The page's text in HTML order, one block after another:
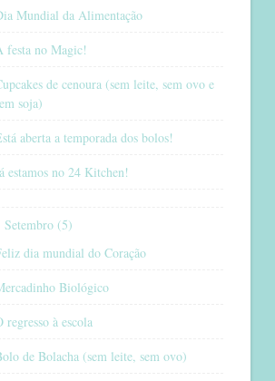
Mundial da Alimentação
festa no Magic!
de cenoura (sem leite, sem ovo e
soja)
aberta a temporada dos bolos!
estamos no 24 Kitchen!
Setembro (5)
dia mundial do Coração
Biológico
regresso à escola
de Bolacha (sem leite, sem ovo)